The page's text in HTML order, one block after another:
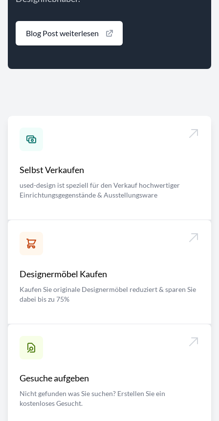
Blog Post weiterlesen
Selbst Verkaufen
used-design ist speziell für den Verkauf hochwertiger
Einrichtungsgegenstände & Ausstellungsware
Designermöbel Kaufen
Kaufen Sie originale Designermöbel reduziert & sparen Sie
dabei bis zu 75%
Gesuche aufgeben
Nicht gefunden was Sie suchen? Erstellen Sie ein
kostenloses Gesucht.